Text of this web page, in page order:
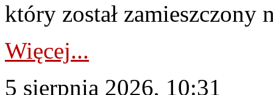
który został zamieszczony
Więcej...
5 sierpnia 2026, 10:31